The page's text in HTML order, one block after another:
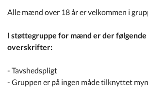
Alle mænd over 18 år er velkommen i
I støttegruppe for mænd er der
overskrifter:
- Tavshedspligt
- Gruppen er på ingen måde tilknyttet